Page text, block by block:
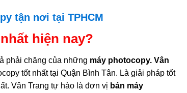
tận nơi tại TPHCM
hiện nay?
phải chăng của những máy photocopy. Vân
tốt nhất tại Quận Bình Tân. Là giải pháp tốt
Vân Trang tự hào là đơn vị bán máy